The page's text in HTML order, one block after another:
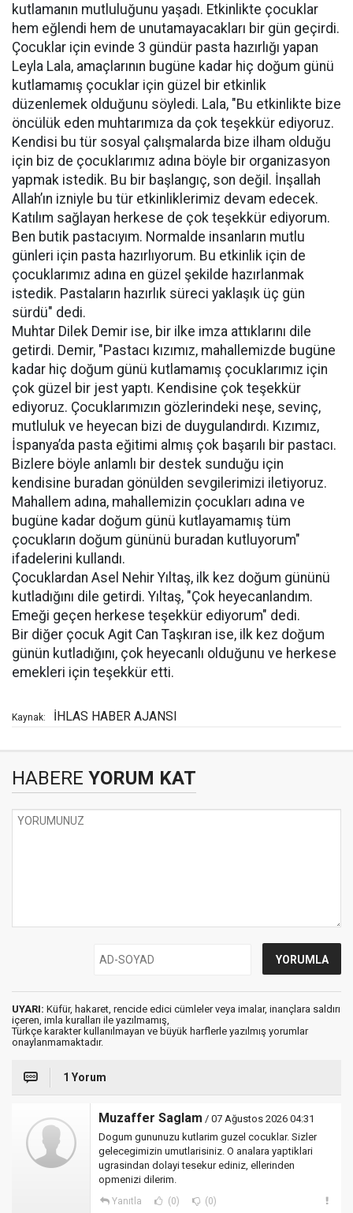
kutlamanın mutluluğunu yaşadı. Etkinlikte çocuklar
hem eğlendi hem de unutamayacakları bir gün geçirdi.
Çocuklar için evinde 3 gündür pasta hazırlığı yapan
Leyla Lala, amaçlarının bugüne kadar hiç doğum günü
kutlamamış çocuklar için güzel bir etkinlik
düzenlemek olduğunu söyledi. Lala, "Bu etkinlikte bize
öncülük eden muhtarımıza da çok teşekkür ediyoruz.
Kendisi bu tür sosyal çalışmalarda bize ilham olduğu
için biz de çocuklarımız adına böyle bir organizasyon
yapmak istedik. Bu bir başlangıç, son değil. İnşallah
Allah’ın izniyle bu tür etkinliklerimiz devam edecek.
Katılım sağlayan herkese de çok teşekkür ediyorum.
Ben butik pastacıyım. Normalde insanların mutlu
günleri için pasta hazırlıyorum. Bu etkinlik için de
çocuklarımız adına en güzel şekilde hazırlanmak
istedik. Pastaların hazırlık süreci yaklaşık üç gün
sürdü" dedi.
Muhtar Dilek Demir ise, bir ilke imza attıklarını dile
getirdi. Demir, "Pastacı kızımız, mahallemizde bugüne
kadar hiç doğum günü kutlamamış çocuklarımız için
çok güzel bir jest yaptı. Kendisine çok teşekkür
ediyoruz. Çocuklarımızın gözlerindeki neşe, sevinç,
mutluluk ve heyecan bizi de duygulandırdı. Kızımız,
İspanya’da pasta eğitimi almış çok başarılı bir pastacı.
Bizlere böyle anlamlı bir destek sunduğu için
kendisine buradan gönülden sevgilerimizi iletiyoruz.
Mahallem adına, mahallemizin çocukları adına ve
bugüne kadar doğum günü kutlayamamış tüm
çocukların doğum gününü buradan kutluyorum"
ifadelerini kullandı.
Çocuklardan Asel Nehir Yıltaş, ilk kez doğum gününü
kutladığını dile getirdi. Yıltaş, "Çok heyecanlandım.
Emeği geçen herkese teşekkür ediyorum" dedi.
Bir diğer çocuk Agit Can Taşkıran ise, ilk kez doğum
günün kutladığını, çok heyecanlı olduğunu ve herkese
emekleri için teşekkür etti.
Kaynak: İHLAS HABER AJANSI
HABERE YORUM KAT
UYARI: Küfür, hakaret, rencide edici cümleler veya imalar, inançlara saldırı
içeren, imla kuralları ile yazılmamış,
Türkçe karakter kullanılmayan ve büyük harflerle yazılmış yorumlar
onaylanmamaktadır.
1 Yorum
Muzaffer Saglam / 07 Ağustos 2026 04:31
Dogum gununuzu kutlarim guzel cocuklar. Sizler
gelecegimizin umutlarisiniz. O analara yaptiklari
ugrasindan dolayi tesekur ediniz, ellerinden
opmenizi dilerim.
Yanıtla (0) (0)